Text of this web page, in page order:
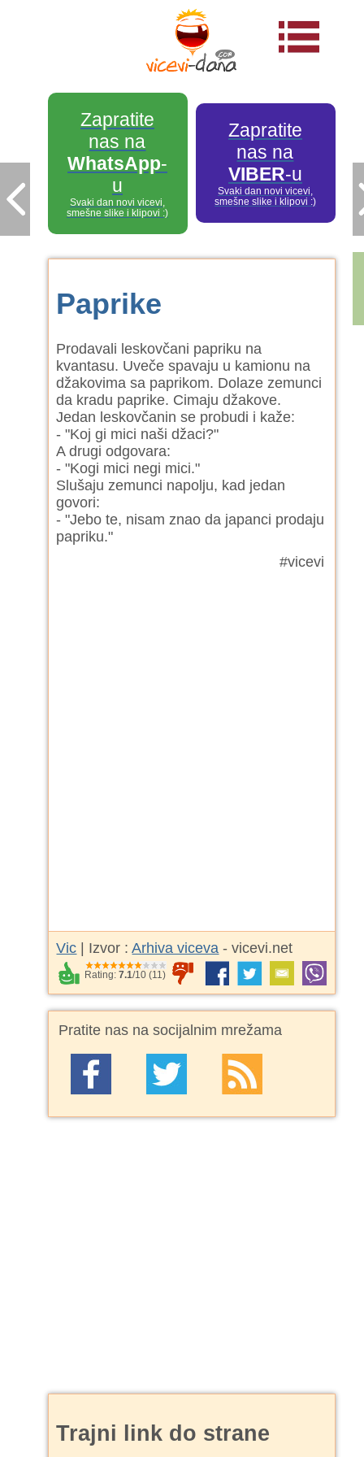
Zapratite
nas na
WhatsApp-
u
Svaki dan novi vicevi,
smešne slike i klipovi :)
Zapratite
nas na
VIBER-u
Svaki dan novi vicevi,
smešne slike i klipovi :)
Paprike
Prodavali leskovčani papriku na
kvantasu. Uveče spavaju u kamionu na
džakovima sa paprikom. Dolaze zemunci
da kradu paprike. Cimaju džakove.
Jedan leskovčanin se probudi i kaže:
- "Koj gi mici naši džaci?"
A drugi odgovara:
- "Kogi mici negi mici."
Slušaju zemunci napolju, kad jedan
govori:
- "Jebo te, nisam znao da japanci prodaju
papriku."
#vicevi
Vic | Izvor :Arhiva viceva - vicevi.net
Rating:7.1/10 (11)
Pratite nas na socijalnim mrežama
Trajni link do strane